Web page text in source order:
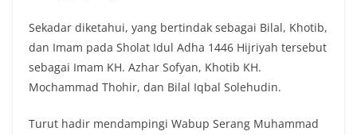
Sekadar diketahui, yang bertindak sebagai Bilal, Khotib,
dan Imam pada Sholat Idul Adha 1446 Hijriyah tersebut
sebagai Imam KH. Azhar Sofyan, Khotib KH.
Mochammad Thohir, dan Bilal Iqbal Solehudin.
Turut hadir mendampingi Wabup Serang Muhammad